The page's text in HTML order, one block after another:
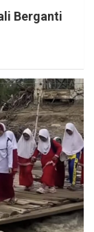
Berganti